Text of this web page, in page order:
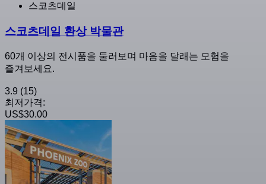
스코츠데일
스코츠데일 환상 박물관
60개 이상의 전시품을 둘러보며 마음을 달래는 모험을
즐겨보세요.
3.9 (15)
최저가격:
US$30.00